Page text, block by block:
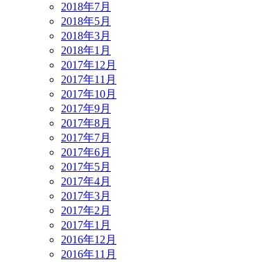
2018年7月
2018年5月
2018年3月
2018年1月
2017年12月
2017年11月
2017年10月
2017年9月
2017年8月
2017年7月
2017年6月
2017年5月
2017年4月
2017年3月
2017年2月
2017年1月
2016年12月
2016年11月